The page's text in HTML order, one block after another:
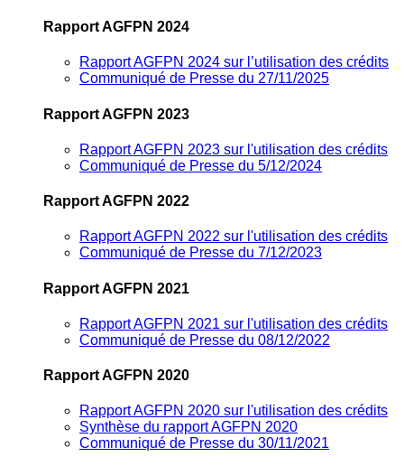
Rapport AGFPN 2024
Rapport AGFPN 2024 sur l’utilisation des crédits
Communiqué de Presse du 27/11/2025
Rapport AGFPN 2023
Rapport AGFPN 2023 sur l'utilisation des crédits
Communiqué de Presse du 5/12/2024
Rapport AGFPN 2022
Rapport AGFPN 2022 sur l'utilisation des crédits
Communiqué de Presse du 7/12/2023
Rapport AGFPN 2021
Rapport AGFPN 2021 sur l'utilisation des crédits
Communiqué de Presse du 08/12/2022
Rapport AGFPN 2020
Rapport AGFPN 2020 sur l'utilisation des crédits
Synthèse du rapport AGFPN 2020
Communiqué de Presse du 30/11/2021